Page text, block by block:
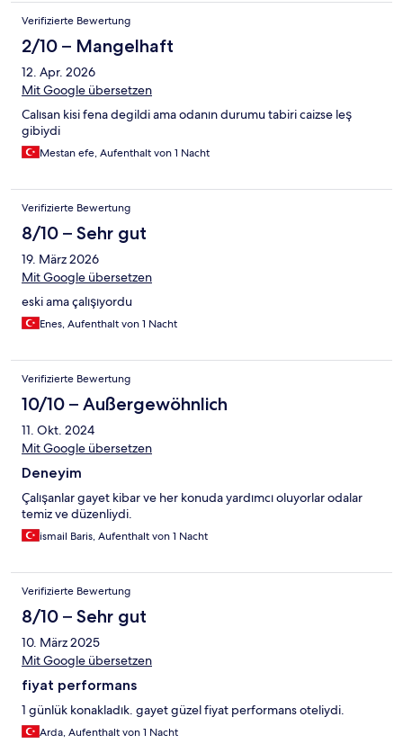
Verifizierte Bewertung
2/10 – Mangelhaft
12. Apr. 2026
Mit Google übersetzen
Calısan kisi fena degildi ama odanın durumu tabiri caizse leş
gibiydi
Mestan efe, Aufenthalt von 1 Nacht
Verifizierte Bewertung
8/10 – Sehr gut
19. März 2026
Mit Google übersetzen
eski ama çalışıyordu
Enes, Aufenthalt von 1 Nacht
Verifizierte Bewertung
10/10 – Außergewöhnlich
11. Okt. 2024
Mit Google übersetzen
Deneyim
Çalışanlar gayet kibar ve her konuda yardımcı oluyorlar odalar
temiz ve düzenliydi.
ismail Baris, Aufenthalt von 1 Nacht
Verifizierte Bewertung
8/10 – Sehr gut
10. März 2025
Mit Google übersetzen
fiyat performans
1 günlük konakladık. gayet güzel fiyat performans oteliydi.
Arda, Aufenthalt von 1 Nacht